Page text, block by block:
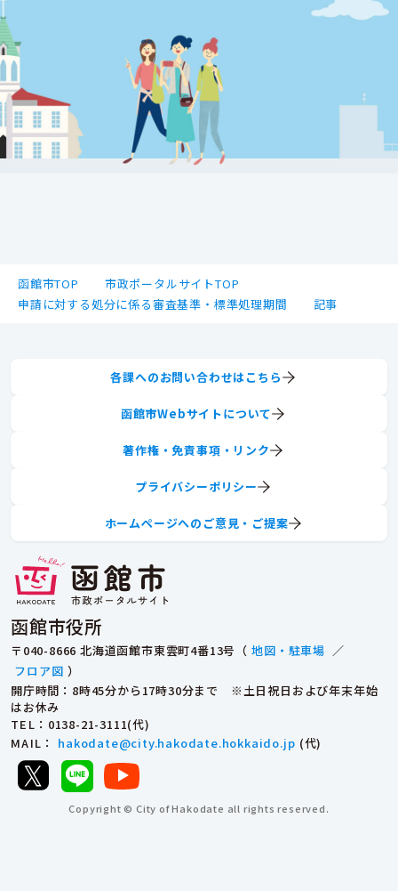
函館市TOP
市政ポータルサイトTOP
申請に対する処分に係る審査基準・標準処理期間
記事
函館市役所
〒040-8666 北海道函館市東雲町4番13号（ 地図・駐車場 ／
フロア図 ）
開庁時間：8時45分から17時30分まで ※土日祝日および年末年始
はお休み
TEL ：0138-21-3111(代)
MAIL ： hakodate@city.hakodate.hokkaido.jp (代)
各課へのお問い合わせはこちら
函館市Webサイトについて
著作権・免責事項・リンク
プライバシーポリシー
ホームページへのご意見・ご提案
Copyright © City of Hakodate all rights reserved.